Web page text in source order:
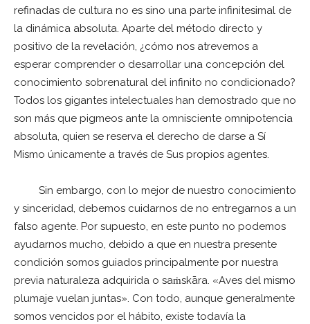
refinadas de cultura no es sino una parte infinitesimal de
la dinámica absoluta. Aparte del método directo y
positivo de la revelación, ¿cómo nos atrevemos a
esperar comprender o desarrollar una concepción del
conocimiento sobrenatural del infinito no condicionado?
Todos los gigantes intelectuales han demostrado que no
son más que pigmeos ante la omnisciente omnipotencia
absoluta, quien se reserva el derecho de darse a Sí
Mismo únicamente a través de Sus propios agentes.
Sin embargo, con lo mejor de nuestro conocimiento
y sinceridad, debemos cuidarnos de no entregarnos a un
falso agente. Por supuesto, en este punto no podemos
ayudarnos mucho, debido a que en nuestra presente
condición somos guiados principalmente por nuestra
previa naturaleza adquirida o saṁskāra. «Aves del mismo
plumaje vuelan juntas». Con todo, aunque generalmente
somos vencidos por el hábito, existe todavía la